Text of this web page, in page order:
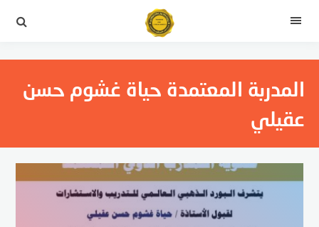
القائمة
المدربة المعتمدة حياة غشوم حسن
عقيلي